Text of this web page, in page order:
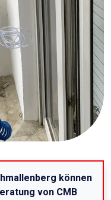
können
von CMB